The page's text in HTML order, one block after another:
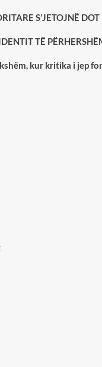
S’JETOJNË
TË
kur kritika i jep